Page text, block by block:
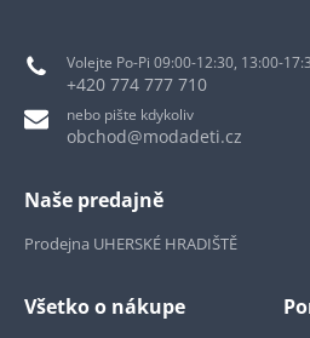
Volejte Po-Pi 09:00-12:30, 13:00-
+420 774 777 710
nebo pište kdykoliv
obchod@modadeti.cz
Naše predajně
Prodejna UHERSKÉ HRADIŠTĚ
Všetko o nákupe